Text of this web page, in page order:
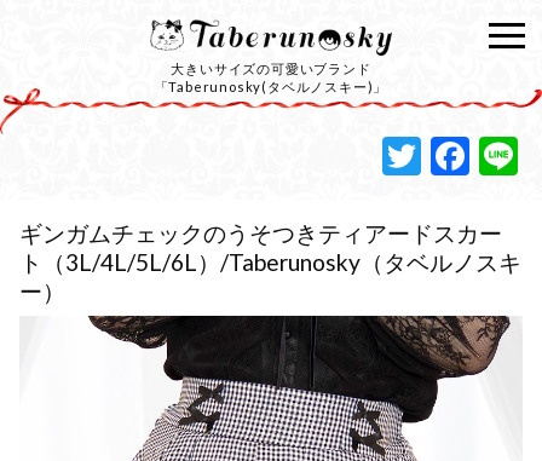
大きいサイズの可愛いブランド
「Taberunosky(タベルノスキー)」
ギンガムチェックのうそつきティアードスカー
ト（3L/4L/5L/6L）/Taberunosky（タベルノスキ
ー）